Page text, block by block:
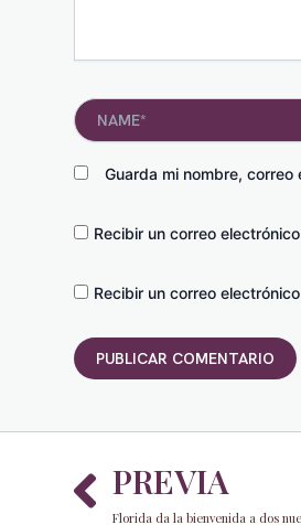
Name*
Guarda mi nombre,
Recibir un correo
Recibir un correo
Prev
PREVIA